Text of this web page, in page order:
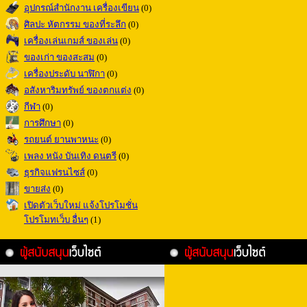
อุปกรณ์สำนักงาน เครื่องเขียน (0)
ศิลปะ หัตกรรม ของที่ระลึก (0)
เครื่องเล่นเกมส์ ของเล่น (0)
ของเก่า ของสะสม (0)
เครื่องประดับ นาฬิกา (0)
อสังหาริมทรัพย์ ของตกแต่ง (0)
กีฬา (0)
การศึกษา (0)
รถยนต์ ยานพาหนะ (0)
เพลง หนัง บันเทิง ดนตรี (0)
ธุรกิจแฟรนไซส์ (0)
ขายส่ง (0)
เปิดตัวเว็บใหม่ แจ้งโปรโมชั่น
โปรโมทเว็บ อื่นๆ (1)